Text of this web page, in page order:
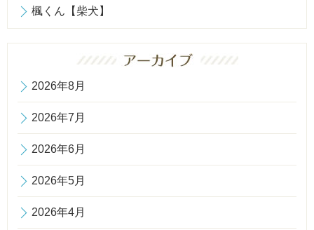
楓くん【柴犬】
2026年8月
2026年7月
2026年6月
2026年5月
2026年4月